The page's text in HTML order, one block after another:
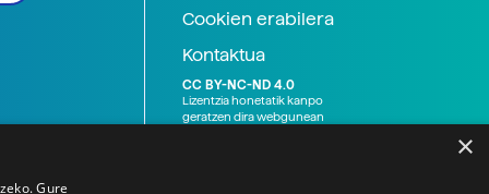
Cookien erabilera
Kontaktua
CC BY-NC-ND 4.0
Lizentzia honetatik kanpo
geratzen dira webgunean
×
Gure